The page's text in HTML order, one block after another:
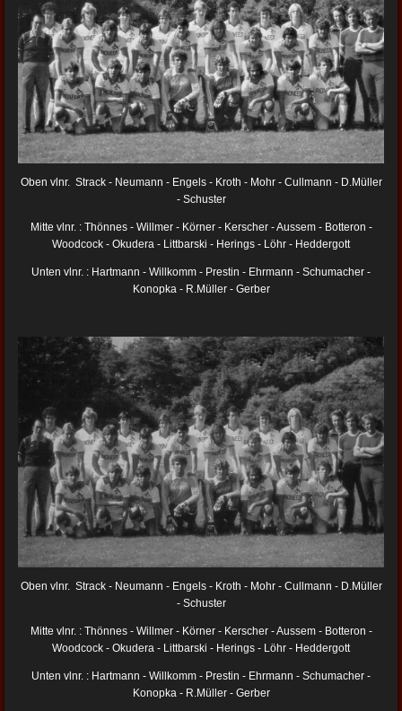
Oben vlnr. Strack - Neumann - Engels - Kroth - Mohr - Cullmann - D.Müller
- Schuster
Mitte vlnr. : Thönnes - Willmer - Körner - Kerscher - Aussem - Botteron -
Woodcock - Okudera - Littbarski - Herings - Löhr - Heddergott
Unten vlnr. : Hartmann - Willkomm - Prestin - Ehrmann - Schumacher -
Konopka - R.Müller - Gerber
Oben vlnr. Strack - Neumann - Engels - Kroth - Mohr - Cullmann - D.Müller
- Schuster
Mitte vlnr. : Thönnes - Willmer - Körner - Kerscher - Aussem - Botteron -
Woodcock - Okudera - Littbarski - Herings - Löhr - Heddergott
Unten vlnr. : Hartmann - Willkomm - Prestin - Ehrmann - Schumacher -
Konopka - R.Müller - Gerber